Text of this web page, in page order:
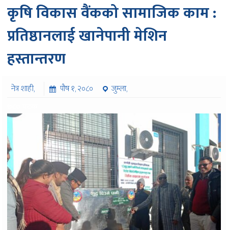
कृषि विकास वैंकको सामाजिक काम :
प्रतिष्ठानलाई खानेपानी मेशिन
हस्तान्तरण
नेत्र शाही, पौष १, २०८०
जुम्ला,